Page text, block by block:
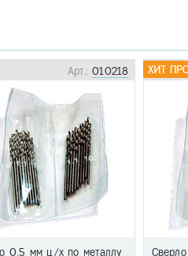
Арт.:010218
0,5 мм ц/х по металлу